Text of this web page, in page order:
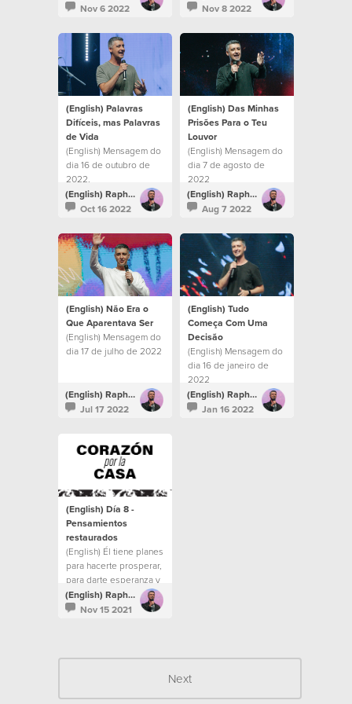
Nov 6 2022
amarmos a Deus, Ele
Nov 8 2022
(English) Palavras
Difíceis, mas Palavras
de Vida
(English) Mensagem do
dia 16 de outubro de
2022.
(English) Raphael Galante
Oct 16 2022
(English) Das Minhas
Prisões Para o Teu
Louvor
(English) Mensagem do
dia 7 de agosto de
2022
(English) Raphael Galante
Aug 7 2022
(English) Não Era o
Que Aparentava Ser
(English) Mensagem do
dia 17 de julho de 2022
(English) Raphael Galante
Jul 17 2022
(English) Tudo
Começa Com Uma
Decisão
(English) Mensagem do
dia 16 de janeiro de
2022
(English) Raphael Galante
Jan 16 2022
(English) Día 8 -
Pensamientos
restaurados
(English) Él tiene planes
para hacerte prosperar,
para darte esperanza y
un futuro. No dejes que
tus pensamientos
(English) Raphael Galante
Nov 15 2021
Next